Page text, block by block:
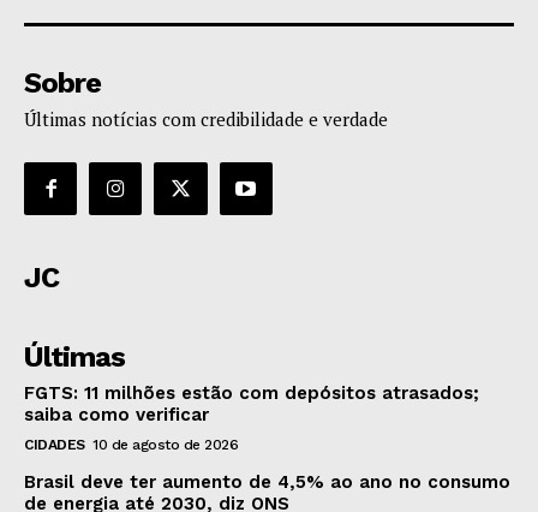
Sobre
Últimas notícias com credibilidade e verdade
JC
Últimas
FGTS: 11 milhões estão com depósitos atrasados;
saiba como verificar
CIDADES 10 de agosto de 2026
Brasil deve ter aumento de 4,5% ao ano no consumo
de energia até 2030, diz ONS